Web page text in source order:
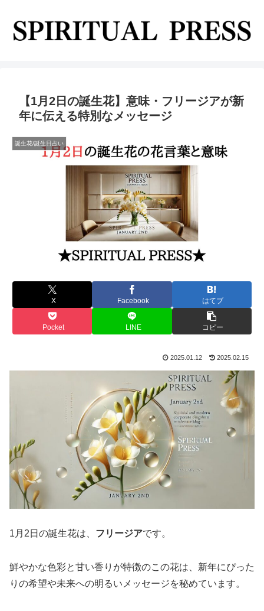
【1月2日の誕生花】意味・フリージアが新
年に伝える特別なメッセージ
誕生花/誕生日占い
X Facebook はてブ
Pocket LINE コピー
2025.01.12 2025.02.15
1月2日の誕生花は、 フリージアです。
鮮やかな色彩と甘い香りが特徴のこの花は、新年にぴった
りの希望や未来への明るいメッセージを秘めています。